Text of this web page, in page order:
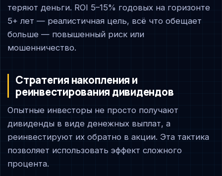
теряют деньги. ROI 5–15% годовых на горизонте
5+ лет — реалистичная цель, всё что обещает
больше — повышенный риск или
мошенничество.
Стратегия накопления и
реинвестирования дивидендов
Опытные инвесторы не просто получают
дивиденды в виде денежных выплат, а
реинвестируют их обратно в акции. Эта тактика
позволяет использовать эффект сложного
процента.